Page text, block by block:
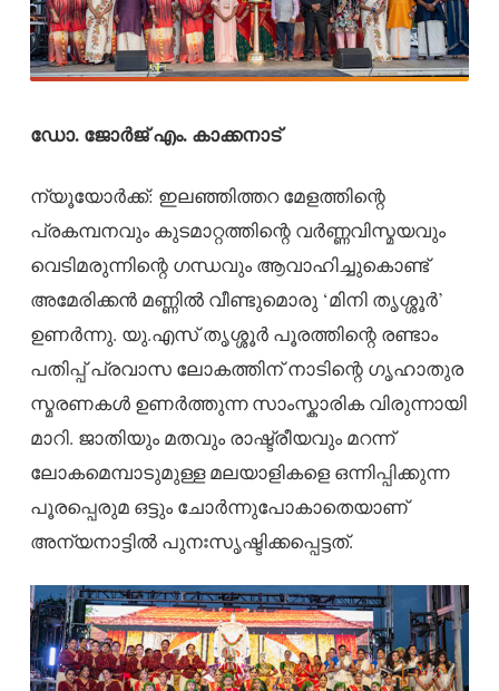
ഡോ. ജോർജ് എം. കാക്കനാട്
ന്യൂയോർക്ക്: ഇലഞ്ഞിത്തറ മേളത്തിന്റെ
പ്രകമ്പനവും കുടമാറ്റത്തിന്റെ വർണ്ണവിസ്മയവും
വെടിമരുന്നിന്റെ ഗന്ധവും ആവാഹിച്ചുകൊണ്ട്
അമേരിക്കൻ മണ്ണിൽ വീണ്ടുമൊരു ‘മിനി തൃശ്ശൂർ’
ഉണർന്നു. യു.എസ് തൃശ്ശൂർ പൂരത്തിന്റെ രണ്ടാം
പതിപ്പ് പ്രവാസ ലോകത്തിന് നാടിന്റെ ഗൃഹാതുര
സ്മരണകൾ ഉണർത്തുന്ന സാംസ്കാരിക വിരുന്നായി
മാറി. ജാതിയും മതവും രാഷ്ട്രീയവും മറന്ന്
ലോകമെമ്പാടുമുള്ള മലയാളികളെ ഒന്നിപ്പിക്കുന്ന
പൂരപ്പെരുമ ഒട്ടും ചോർന്നുപോകാതെയാണ്
അന്യനാട്ടിൽ പുനഃസൃഷ്ടിക്കപ്പെട്ടത്.